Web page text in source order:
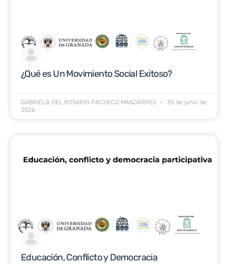
¿Qué es Un Movimiento Social Exitoso?
GABRIELA DEL ROSARIO PACHECO MANJARRES
30 de junio de
2026
Educación, Conflicto y Democracia